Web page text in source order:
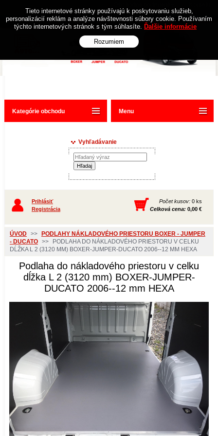
Kategórie obchodu
Vyhľadávanie
Prihlásiť
Registrácia
Počet kusov: 0 ks
Celková cena: 0,00 €
ÚVOD >>
PODLAHY NÁKLADOVÉHO PRIESTORU BOXER - JUMPER
- DUCATO >>
PODLAHA DO NÁKLADOVÉHO PRIESTORU V CELKU
DĹŽKA L 2 (3120 MM) BOXER-JUMPER-DUCATO 2006--12 MM HEXA
Podlaha do nákladového priestoru v celku
dĺžka L 2 (3120 mm) BOXER-JUMPER-
DUCATO 2006--12 mm HEXA
Menu
Tieto internetové stránky používajú k poskytovaniu služieb,
personalizácií reklám a analýze návštevnosti súbory cookie. Používaním
týchto internetových stránok s tým súhlasíte. Ďalšie informácie
Rozumiem